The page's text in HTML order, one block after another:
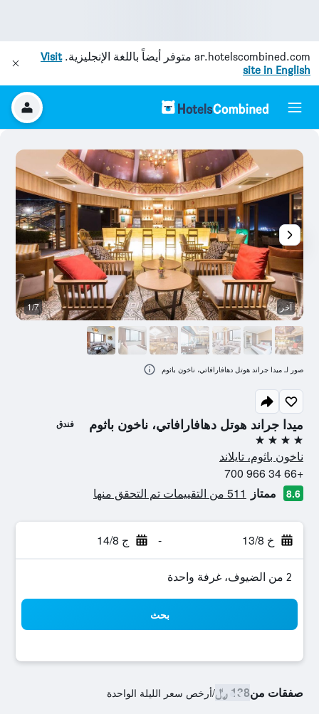
ar.hotelscombined.com متوفر أيضاً باللغة الإنجليزية.Visit
site in English
ميدا جراند هوتل دهافارافاتي، ناخون باثوم فندق
4 نجوم
ناخون باثوم، تايلاند
+66 34 966 700
8.6 ممتاز 511 من التقييمات تم التحقق منها
خ 13/8 - ج 14/8
2 من الضيوف، غرفة واحدة
بحث
صفقات من138 ﷼ /أرخص سعر الليلة الواحدة
آخر 1/7
صور لـ ميدا جراند هوتل دهافارافاتي، ناخون باثوم